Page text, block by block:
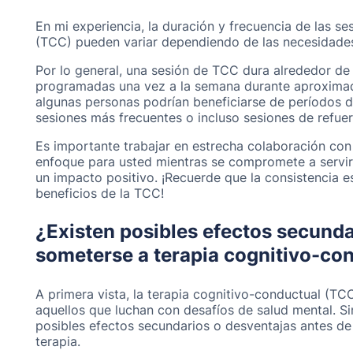
En mi experiencia, la duración y frecuencia de las
(TCC) pueden variar dependiendo de las
Por lo general, una sesión de TCC dura alrededor
programadas una vez a la semana durante
algunas personas podrían beneficiarse de períodos
sesiones más frecuentes o incluso sesiones de
Es importante trabajar en estrecha colaboración
enfoque para usted mientras se compromete a
un impacto positivo. ¡Recuerde que la consistencia
beneficios de la TCC!
¿Existen posibles efectos
someterse a terapia cognitivo-
A primera vista, la terapia cognitivo-conductual
aquellos que luchan con desafíos de salud mental.
posibles efectos secundarios o desventajas antes
terapia.